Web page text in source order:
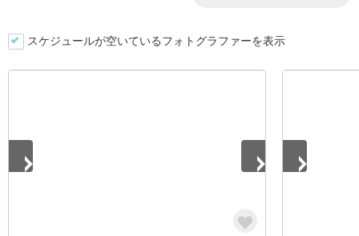
スケジュールが空いているフォトグラファーを表示